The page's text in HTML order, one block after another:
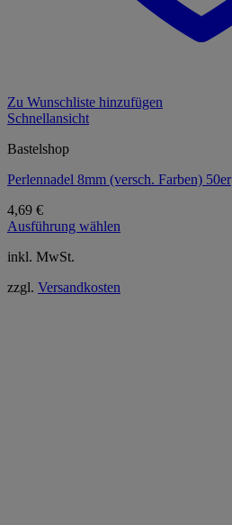
Zu Wunschliste hinzufügen
Schnellansicht
Bastelshop
Perlennadel 8mm (versch. Farben) 50er
4,69 €
Ausführung wählen
Produkt
mehrere
inkl. MwSt.
zzgl. Versandkosten